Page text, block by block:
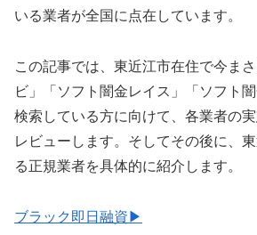
いる業者が全国に点在しています。
この記事では、東近江市在住で今ま
ビ」「ソフト闇金レイス」「ソフト
検索している方に向けて、各業者の
レビューします。そしてその後に、
る正規業者を具体的に紹介します。
ブラック即日融資▶